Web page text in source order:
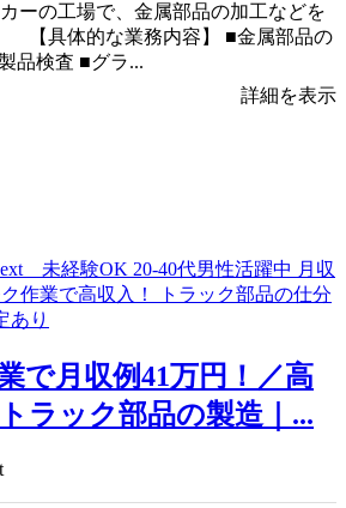
ーの工場で、金属部品の加工などを
【具体的な業務内容】 ■金属部品の
品検査 ■グラ...
詳細を表示
で月収例41万円！／高
ラック部品の製造｜...